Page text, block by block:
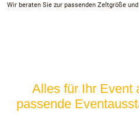
Wir beraten Sie zur passenden Zeltgröße
Alles für Ihr Event
passende